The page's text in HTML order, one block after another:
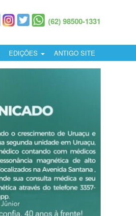
(62) 98500-1331
EDIÇÕES ANTIGO SITE